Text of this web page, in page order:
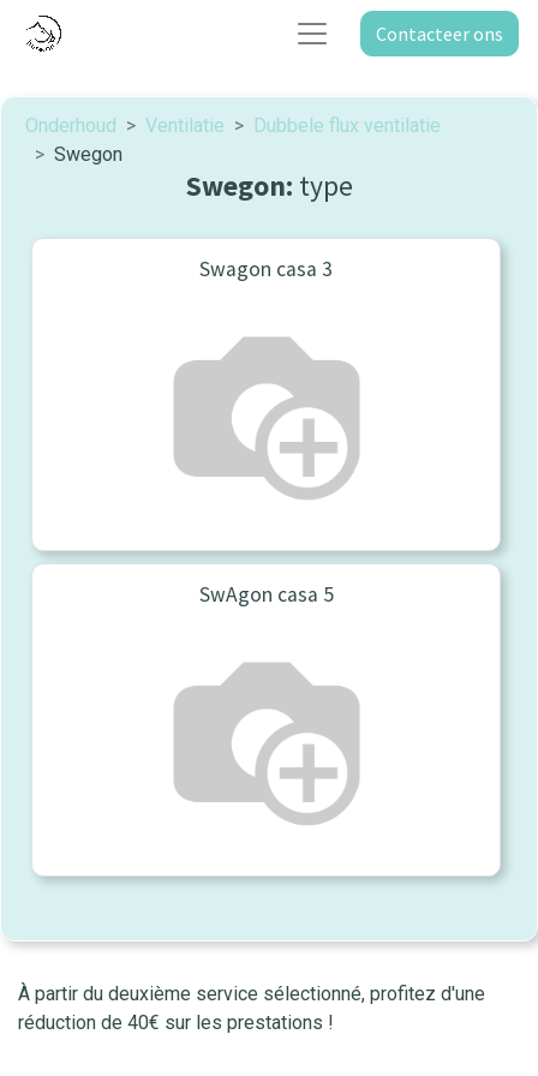
Contacteer ons
Onderhoud Ventilatie
Dubbele flux ventilatie
Swegon
Swegon: type
Swagon casa 3
SwAgon casa 5
À partir du deuxième service sélectionné, profitez d'une
réduction de 40€ sur les prestations !